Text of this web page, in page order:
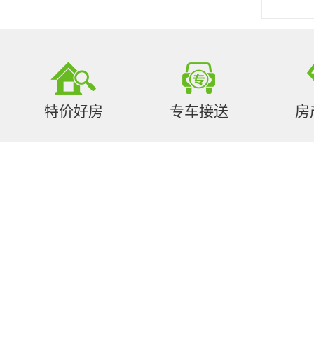
特价好房 专车接送